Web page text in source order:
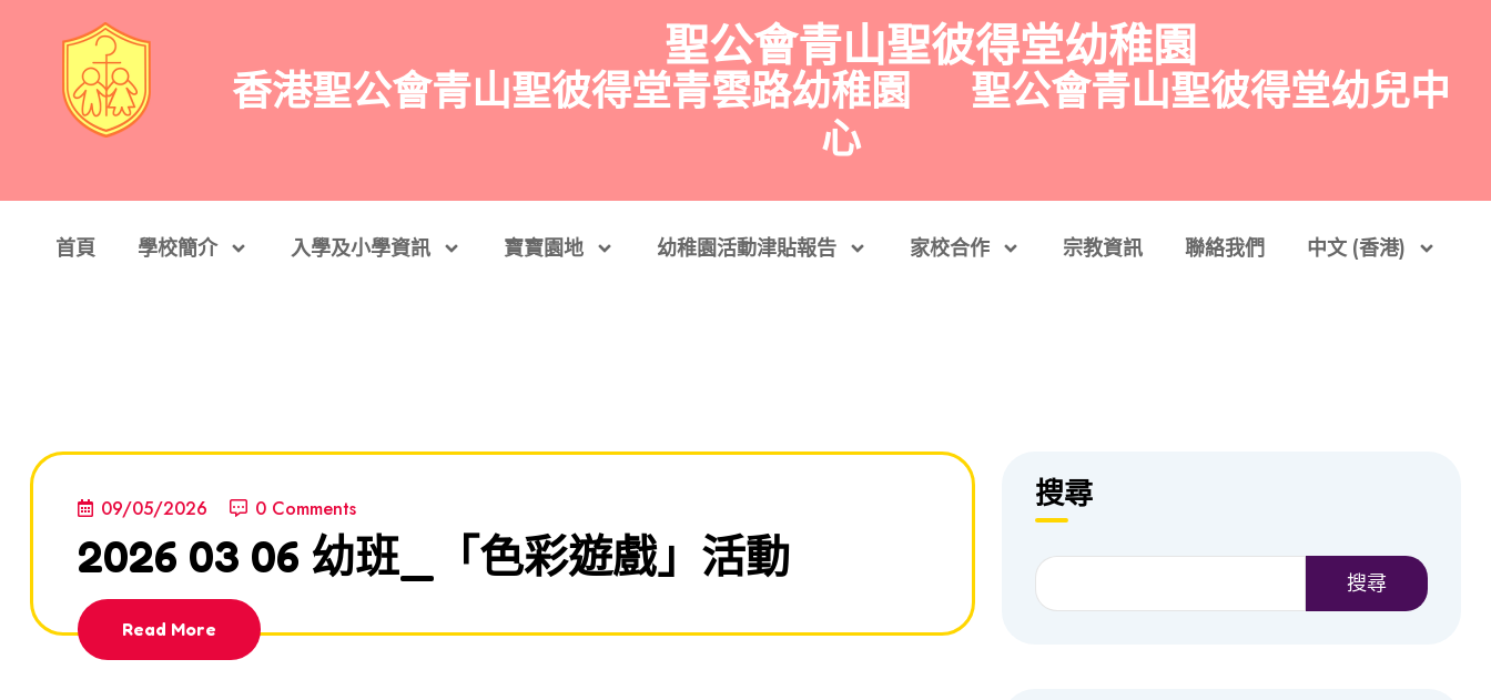
聖公會青山聖彼得堂幼稚園
香港聖公會青山聖彼得堂青雲路幼稚園 聖公會青山聖彼得堂幼兒中
心
首頁 學校簡介 入學及小學資訊 寶寶園地 幼稚園活動津貼報告 家校合作 宗教資訊 聯絡我們 中文 (香港)
09/05/2026 0 Comments
2026 03 06 幼班_「色彩遊戲」活動
Read More
搜尋
搜尋